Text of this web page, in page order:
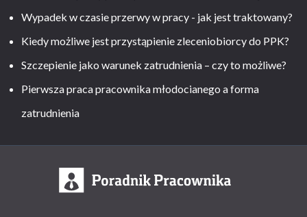
Wypadek w czasie przerwy w pracy - jak jest traktowany?
Kiedy możliwe jest przystąpienie zleceniobiorcy do PPK?
Szczepienie jako warunek zatrudnienia – czy to możliwe?
Pierwsza praca pracownika młodocianego a forma
zatrudnienia